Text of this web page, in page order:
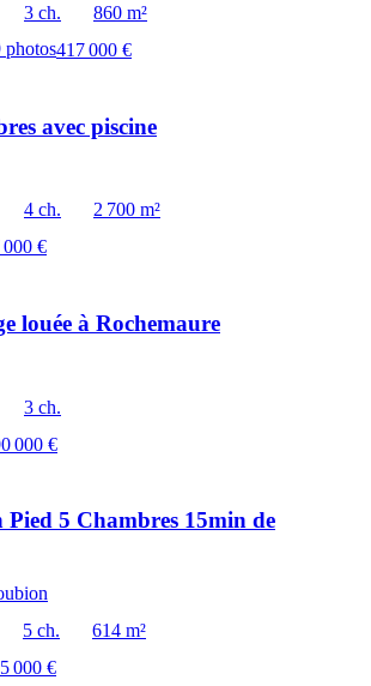
3 ch.
860 m²
photos417 000 €
avec piscine
4 ch.
2 700 m²
000 €
louée à Rochemaure
3 ch.
000 €
5 Chambres 15min de
5 ch.
614 m²
000 €